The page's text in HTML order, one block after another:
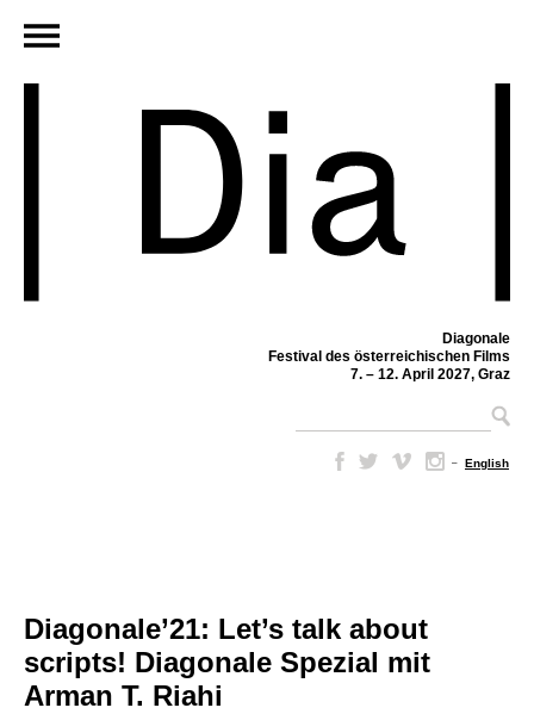
Diagonale
Festival des österreichischen Films
7. – 12. April 2027, Graz
– English
Diagonale’21: Let’s talk about
scripts! Diagonale Spezial mit
Arman T. Riahi